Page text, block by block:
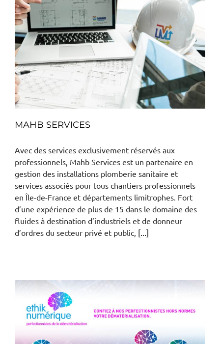
MAHB SERVICES
Avec des services exclusivement réservés aux
professionnels, Mahb Services est un partenaire en
gestion des installations plomberie sanitaire et
services associés pour tous chantiers professionnels
en Île-de-France et départements limitrophes. Fort
d’une expérience de plus de 15 dans le domaine des
fluides à destination d’industriels et de donneur
d’ordres du secteur privé et public, [...]